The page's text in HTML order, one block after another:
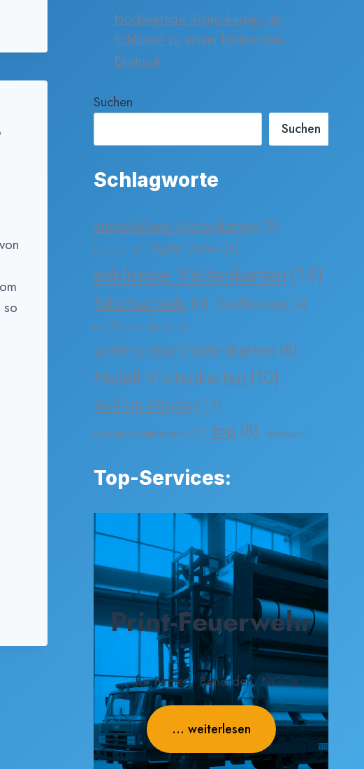
so
Hochwertige Visitenkarten: Ihr
Schlüssel zu einem bleibenden
Eindruck
Suchen
Suchen
Schlagworte
ausgefallene Visitenkarten (5)
briefpapier (1) Digital Detox (4)
exklusive Visitenkarten (15)
Faltschachteln (6) Grafikdesign (4)
Heißfolienprägung (2)
Letterpress-Visitenkarten (8)
Metall-Visitenkarten (10)
Roll-up Display (7)
schwarze Visitenkarten (2) top (8) Webdesign (1)
Top-Services:
Print-Feuerwehr
... für Firmen, Behörden, NGOs.
... weiterlesen